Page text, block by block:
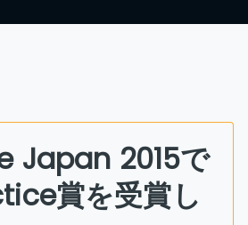
Japan 2015で
賞を受賞し